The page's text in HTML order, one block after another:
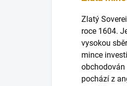
Zlatý
roce 1604.
vysokou
mince
obchodován
pochází z